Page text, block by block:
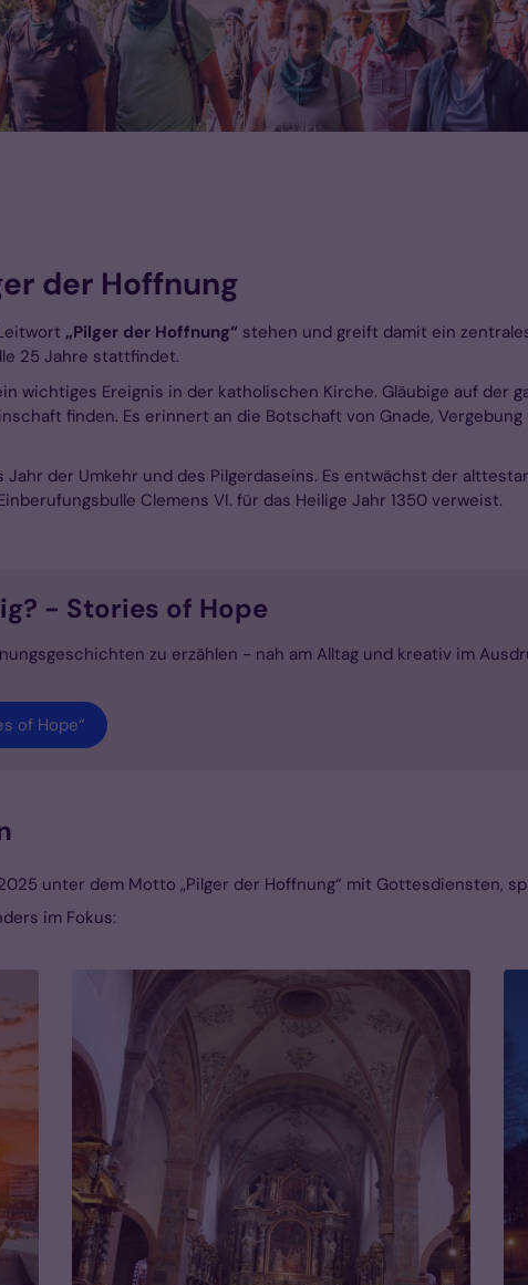
der Hoffnung
„Pilger der Hoffnung“ stehen und greift damit ein
25 Jahre stattfindet.
wichtiges Ereignis in der katholischen Kirche. Gläubige auf der
finden. Es erinnert an die Botschaft von Gnade,
der Umkehr und des Pilgerdaseins. Es entwächst der
Clemens VI. für das Heilige Jahr 1350 verweist.
- Stories of Hope
zu erzählen - nah am Alltag und kreativ im
of Hope“
unter dem Motto „Pilger der Hoffnung“ mit Gottesdiensten,
im Fokus: